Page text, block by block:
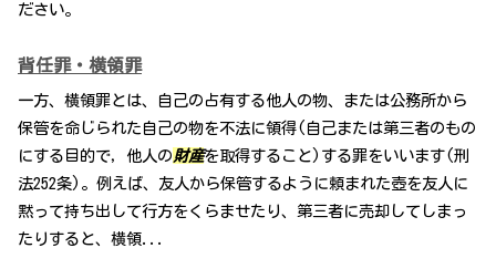
ださい。
背任罪・横領罪
一方、横領罪とは、自己の占有する他人の物、または公務所から
保管を命じられた自己の物を不法に領得(自己または第三者のもの
にする目的で，他人の財産を取得すること)する罪をいいます(刑
法252条)。例えば、友人から保管するように頼まれた壺を友人に
黙って持ち出して行方をくらませたり、第三者に売却してしまっ
たりすると、横領...